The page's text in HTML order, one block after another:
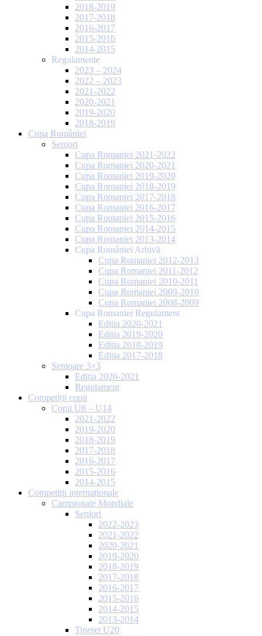
2018-2019
2017-2018
2016-2017
2015-2016
2014-2015
Regulamente
2023 – 2024
2022 – 2023
2021-2022
2020-2021
2019-2020
2018-2019
Cupa României
Seniori
Cupa Romaniei 2021-2022
Cupa Romaniei 2020-2021
Cupa Romaniei 2019-2020
Cupa Romaniei 2018-2019
Cupa Romaniei 2017-2018
Cupa Romaniei 2016-2017
Cupa Romaniei 2015-2016
Cupa Romaniei 2014-2015
Cupa Romaniei 2013-2014
Cupa României Arhivă
Cupa Romaniei 2012-2013
Cupa Romaniei 2011-2012
Cupa Romaniei 2010-2011
Cupa Romaniei 2009-2010
Cupa Romaniei 2008-2009
Cupa Romaniei Regulament
Editia 2020-2021
Editia 2019-2020
Editia 2018-2019
Editia 2017-2018
Senioare 3×3
Ediția 2020-2021
Regulament
Competiții copii
Copii U8 – U14
2021-2022
2019-2020
2018-2019
2017-2018
2016-2017
2015-2016
2014-2015
Competiții internaționale
Campionate Mondiale
Seniori
2022-2023
2021-2022
2020-2021
2019-2020
2018-2019
2017-2018
2016-2017
2015-2016
2014-2015
2013-2014
Tineret U20